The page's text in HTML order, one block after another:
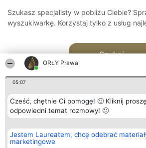
ORŁY Prawa
05:07
Cześć, chętnie Ci pomogę! 🙂 Kliknij
odpowiedni temat rozmowy! 🙂
Jestem Laureatem, chcę odebrać
marketingowe
Szukasz specjalisty w pobliżu Ciebie?
wyszukiwarkę. Korzystaj tylko z usług
Szukaj
Organizator plebiscytu
Bright Side Solutions sp. z o.
o. sp. k.
Plebiscyt
Laureaci